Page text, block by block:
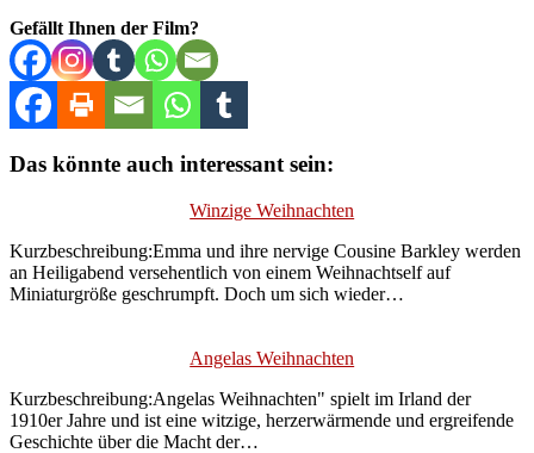
Gefällt Ihnen der Film?
Das könnte auch interessant sein:
Winzige Weihnachten
Kurzbeschreibung:Emma und ihre nervige Cousine Barkley werden
an Heiligabend versehentlich von einem Weihnachtself auf
Miniaturgröße geschrumpft. Doch um sich wieder…
Angelas Weihnachten
Kurzbeschreibung:Angelas Weihnachten" spielt im Irland der
1910er Jahre und ist eine witzige, herzerwärmende und ergreifende
Geschichte über die Macht der…